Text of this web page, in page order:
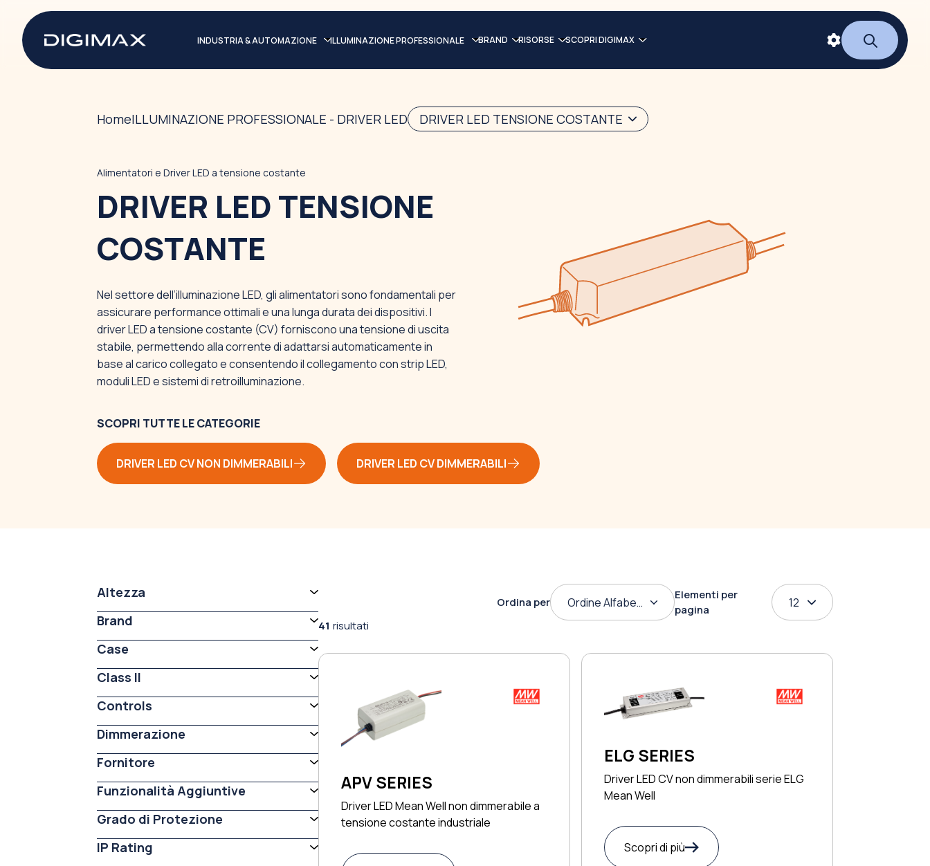
INDUSTRIA & AUTOMAZIONE ILLUMINAZIONE PROFESSIONALE BRAND RISORSE SCOPRI DIGIMAX
HomeILLUMINAZIONE PROFESSIONALE - DRIVER LED DRIVER LED TENSIONE COSTANTE
Alimentatori e Driver LED a tensione costante
DRIVER LED TENSIONE
COSTANTE
Nel settore dell’illuminazione LED, gli alimentatori sono fondamentali per
assicurare performance ottimali e una lunga durata dei dispositivi. I
driver LED a tensione costante (CV) forniscono una tensione di uscita
stabile, permettendo alla corrente di adattarsi automaticamente in
base al carico collegato e consentendo il collegamento con strip LED,
moduli LED e sistemi di retroilluminazione.
SCOPRI TUTTE LE CATEGORIE
DRIVER LED CV NON DIMMERABILI DRIVER LED CV DIMMERABILI
Altezza
Brand
Case
Class II
Controls
Dimmerazione
Fornitore
Funzionalità Aggiuntive
Grado di Protezione
IP Rating
41 risultati
Ordina per Ordine Alfabetico
Elementi per
pagina
12
APV SERIES
Driver LED Mean Well non dimmerabile a
tensione costante industriale
ELG SERIES
Driver LED CV non dimmerabili serie ELG
Mean Well
Scopri di più